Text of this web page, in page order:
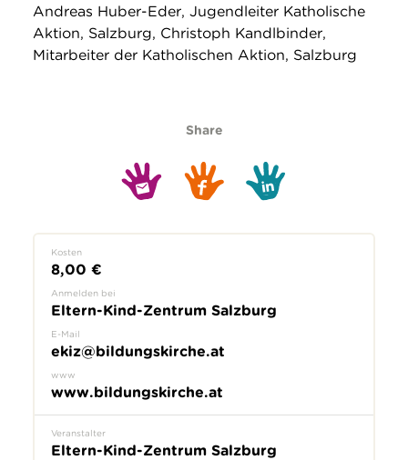
Andreas Huber-Eder, Jugendleiter Katholische
Aktion, Salzburg, Christoph Kandlbinder,
Mitarbeiter der Katholischen Aktion, Salzburg
Share
Kosten
8,00 €
Anmelden bei
Eltern-Kind-Zentrum Salzburg
E-Mail
ekiz@bildungskirche.at
www
www.bildungskirche.at
Veranstalter
Eltern-Kind-Zentrum Salzburg